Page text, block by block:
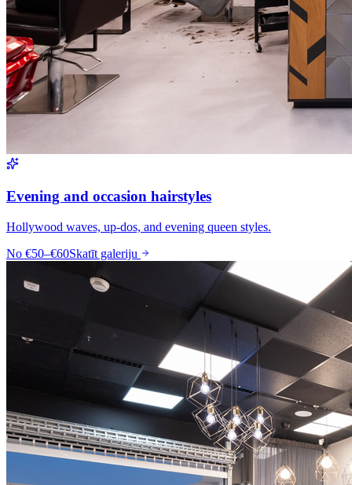
Evening and occasion hairstyles
Hollywood waves, up-dos, and evening queen styles.
No €50–€60Skatīt galeriju